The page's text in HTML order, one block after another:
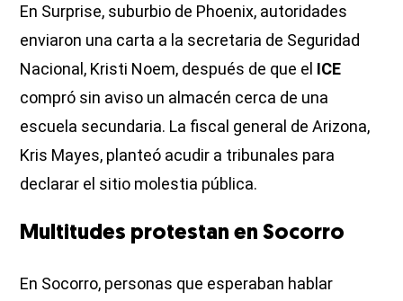
En Surprise, suburbio de Phoenix, autoridades
enviaron una carta a la secretaria de Seguridad
Nacional, Kristi Noem, después de que el ICE
compró sin aviso un almacén cerca de una
escuela secundaria. La fiscal general de Arizona,
Kris Mayes, planteó acudir a tribunales para
declarar el sitio molestia pública.
Multitudes protestan en Socorro
En Socorro, personas que esperaban hablar